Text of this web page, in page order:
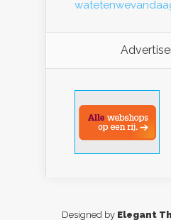
Designed by Elegant